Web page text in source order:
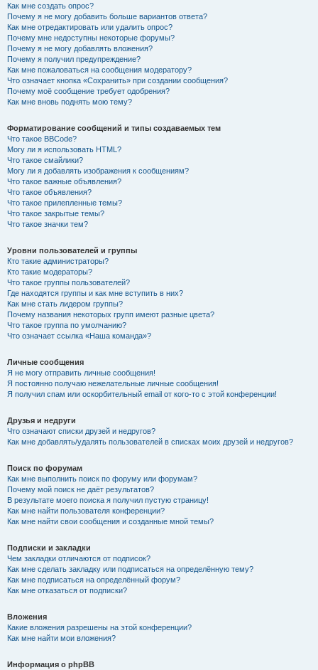
Как мне создать опрос?
Почему я не могу добавить больше вариантов ответа?
Как мне отредактировать или удалить опрос?
Почему мне недоступны некоторые форумы?
Почему я не могу добавлять вложения?
Почему я получил предупреждение?
Как мне пожаловаться на сообщения модератору?
Что означает кнопка «Сохранить» при создании сообщения?
Почему моё сообщение требует одобрения?
Как мне вновь поднять мою тему?
Форматирование сообщений и типы создаваемых тем
Что такое BBCode?
Могу ли я использовать HTML?
Что такое смайлики?
Могу ли я добавлять изображения к сообщениям?
Что такое важные объявления?
Что такое объявления?
Что такое прилепленные темы?
Что такое закрытые темы?
Что такое значки тем?
Уровни пользователей и группы
Кто такие администраторы?
Кто такие модераторы?
Что такое группы пользователей?
Где находятся группы и как мне вступить в них?
Как мне стать лидером группы?
Почему названия некоторых групп имеют разные цвета?
Что такое группа по умолчанию?
Что означает ссылка «Наша команда»?
Личные сообщения
Я не могу отправить личные сообщения!
Я постоянно получаю нежелательные личные сообщения!
Я получил спам или оскорбительный email от кого-то с этой конференции!
Друзья и недруги
Что означают списки друзей и недругов?
Как мне добавлять/удалять пользователей в списках моих друзей и недругов?
Поиск по форумам
Как мне выполнить поиск по форуму или форумам?
Почему мой поиск не даёт результатов?
В результате моего поиска я получил пустую страницу!
Как мне найти пользователя конференции?
Как мне найти свои сообщения и созданные мной темы?
Подписки и закладки
Чем закладки отличаются от подписок?
Как мне сделать закладку или подписаться на определённую тему?
Как мне подписаться на определённый форум?
Как мне отказаться от подписки?
Вложения
Какие вложения разрешены на этой конференции?
Как мне найти мои вложения?
Информация о phpBB